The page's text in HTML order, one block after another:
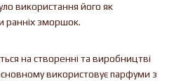
використання його як
ранніх зморшок.
на створенні та виробництві
використовує парфуми з